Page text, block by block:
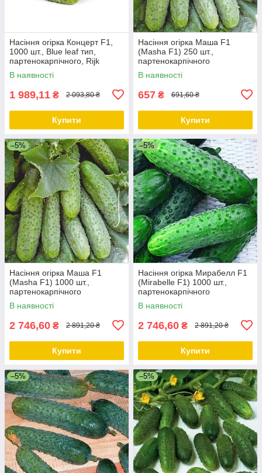
Насіння огірка Концерт F1,
1000 шт., Blue leaf тип,
партенокарпічного, Rijk
Zwaan
В наявності
1 989,11 ₴ 2 093,80 ₴
Купити
Насіння огірка Маша F1
(Masha F1) 250 шт.,
партенокарпічного
(самозапильного), Seminis
В наявності
657 ₴ 691,60 ₴
Купити
–5%
Насіння огірка Маша F1
(Masha F1) 1000 шт.,
партенокарпічного
(самозапильного), Seminis
В наявності
2 746,60 ₴ 2 891,20 ₴
Купити
–5%
Насіння огірка Мирабелл F1
(Mirabelle F1) 1000 шт.,
партенокарпічного
(самозапильного), Seminis
В наявності
2 746,60 ₴ 2 891,20 ₴
Купити
–5% –5%